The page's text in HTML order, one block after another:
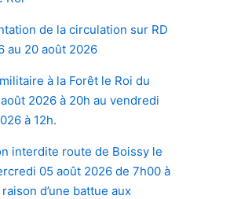
de la circulation sur RD
au 20 août 2026
à la Forêt le Roi du
2026 à 20h au vendredi
à 12h.
interdite route de Boissy le
05 août 2026 de 7h00 à
d’une battue aux